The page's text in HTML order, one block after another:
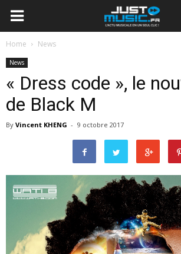
Home News
News
« Dress code », le
de Black M
By Vincent KHENG - 9 octobre 2017